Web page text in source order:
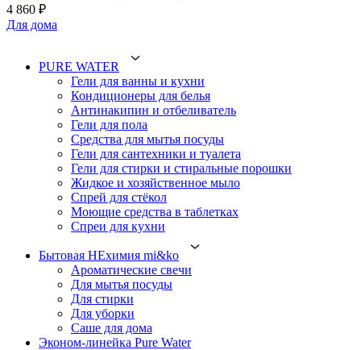
4 860 ₽
Для дома
PURE WATER
Гели для ванны и кухни
Кондиционеры для белья
Антинакипин и отбеливатель
Гели для пола
Средства для мытья посуды
Гели для сантехники и туалета
Гели для стирки и стиральные порошки
Жидкое и хозяйственное мыло
Спрей для стёкол
Моющие средства в таблетках
Спреи для кухни
Бытовая НЕхимия mi&ko
Ароматические свечи
Для мытья посуды
Для стирки
Для уборки
Саше для дома
Эконом-линейка Pure Water